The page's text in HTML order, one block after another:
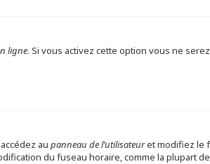
ligne. Si vous activez cette option vous ne
au panneau de l’utilisateuret modifiez le
du fuseau horaire, comme la plupart